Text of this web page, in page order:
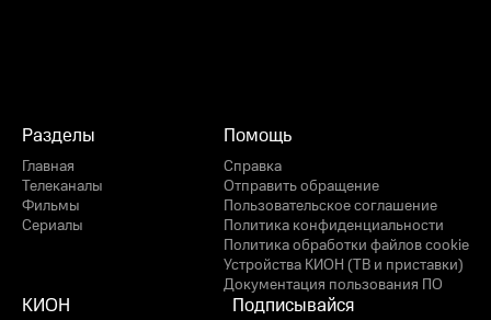
Разделы
Главная
Телеканалы
Фильмы
Сериалы
Помощь
Справка
Отправить обращение
Пользовательское соглашение
Политика конфиденциальности
Политика обработки файлов cookie
Устройства КИОН (ТВ и приставки)
Документация пользования ПО
КИОН Подписывайся